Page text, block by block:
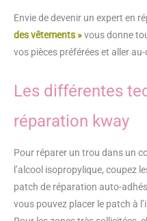
Envie de devenir un expert en
des vêtements »vous donne
vos pièces préférées et aller
Les différentes
réparation kway
Pour réparer un trou dans un
l’alcool isopropylique, coupez
patch de réparation auto-
vous pouvez placer le patch à